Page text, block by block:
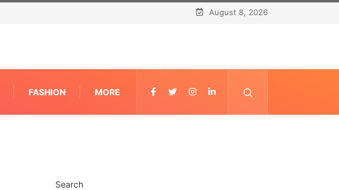
August 8, 2026
FASHION MORE
Search